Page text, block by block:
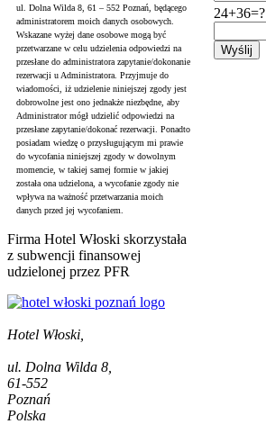
ul. Dolna Wilda 8, 61 – 552 Poznań, będącego
administratorem moich danych osobowych.
Wskazane wyżej dane osobowe mogą być
przetwarzane w celu udzielenia odpowiedzi na
przesłane do administratora zapytanie/dokonanie
rezerwacji u Administratora. Przyjmuje do
wiadomości, iż udzielenie niniejszej zgody jest
dobrowolne jest ono jednakże niezbędne, aby
Administrator mógł udzielić odpowiedzi na
przesłane zapytanie/dokonać rezerwacji. Ponadto
posiadam wiedzę o przysługującym mi prawie
do wycofania niniejszej zgody w dowolnym
momencie, w takiej samej formie w jakiej
została ona udzielona, a wycofanie zgody nie
wpływa na ważność przetwarzania moich
danych przed jej wycofaniem.
Firma Hotel Włoski skorzystała
z subwencji finansowej
udzielonej przez PFR
24+36=?
Hotel Włoski,
ul. Dolna Wilda 8,
61-552
Poznań
Polska